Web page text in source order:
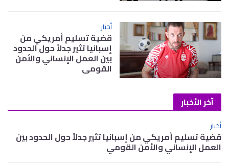
أخبار
قضية تسليم أمريكي من
إسبانيا تثير جدلاً حول الحدود
بين العمل الإنساني والأمن
القومي
آخر الأخبار
أخبار
قضية تسليم أمريكي من إسبانيا تثير جدلاً حول الحدود بين
العمل الإنساني والأمن القومي